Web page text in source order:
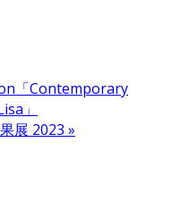
「Contemporary
」
展 2023 »